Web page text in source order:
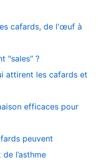
cafards, de l'œuf à
"sales" ?
attirent les cafards et
efficaces pour
peuvent
l’asthme